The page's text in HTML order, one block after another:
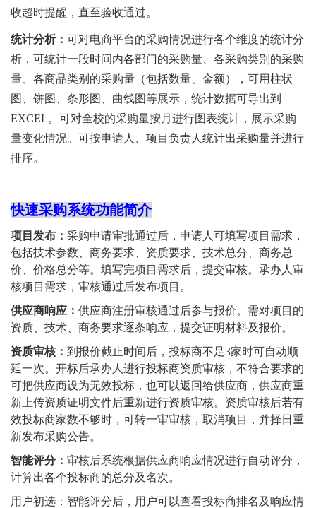
收超时提醒，直至验收通过。
统计分析： 可对电商平台的采购情况进行各个维度的统计分
析，可统计一段时间内各部门的采购量、各采购类别的采购
量、各商品类别的采购量（包括数量、金额），可用柱状
图、饼图、条形图、曲线图等展示，统计数据可导出到
EXCEL。可对全校的采购量按月进行图表统计，展示采购
量变化情况。可按申请人、项目负责人统计出采购量并进行
排序。
快速采购系统功能简介
项目发布： 采购申请审批通过后，申请人可填写项目需求，
包括技术参数、商务要求、资质要求、技术总分、商务总
价、价格总分等。填写完项目需求后，提交审核。承办人审
核项目需求，审核通过后发布项目。
供应商响应： 供应商注册审核通过后参与报价。需对项目的
资质、技术、商务要求逐条响应，提交证明材料及报价。
资质审核： 到报价截止时间后，投标商不足3家时可自动顺
延一次。开标后承办人进行投标商资质审核，不符合要求的
可把供应商设为无效投标，也可以返回给供应商，供应商重
新上传资质证明文件后重新进行资质审核。资质审核后若有
效投标商家数不够时，可转一审审核，取消项目，并择日重
新发布采购公告。
智能评分： 审核后系统根据供应商响应情况进行自动评分，
计算出各个投标商的总分及名次。
用户初选：智能评分后，用户可以查看投标商排名及响应情